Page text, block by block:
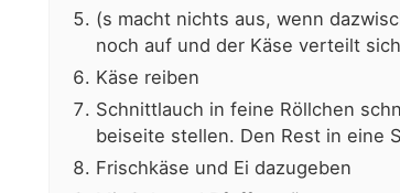
(s macht nichts aus, wenn
noch auf und der Käse verteilt
Käse reiben
Schnittlauch in feine Röllchen
beiseite stellen. Den Rest in eine
Frischkäse und Ei dazugeben